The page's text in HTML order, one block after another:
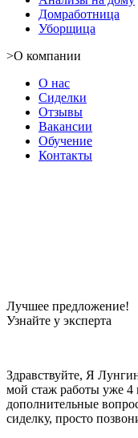
Домработница
Уборщица
>О компании
О нас
Сиделки
Отзывы
Вакансии
Обучение
Контакты
Лучшее предложение!
Узнайте у эксперта
Здравствуйте, Я
мой стаж работы уже 4
дополнительные
сиделку, просто